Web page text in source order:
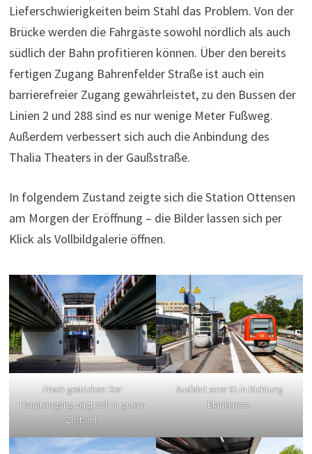
Lieferschwierigkeiten beim Stahl das Problem. Von der
Brücke werden die Fahrgäste sowohl nördlich als auch
südlich der Bahn profitieren können. Über den bereits
fertigen Zugang Bahrenfelder Straße ist auch ein
barrierefreier Zugang gewährleistet, zu den Bussen der
Linien 2 und 288 sind es nur wenige Meter Fußweg.
Außerdem verbessert sich auch die Anbindung des
Thalia Theaters in der Gaußstraße.
In folgendem Zustand zeigte sich die Station Ottensen
am Morgen der Eröffnung – die Bilder lassen sich per
Klick als Vollbildgalerie öffnen.
Frisch gestrichen: Der
Haupteingang zeigt sich in gutem
Zustand.
Ausfahrt einer S1 in Richtung
Blankenese.